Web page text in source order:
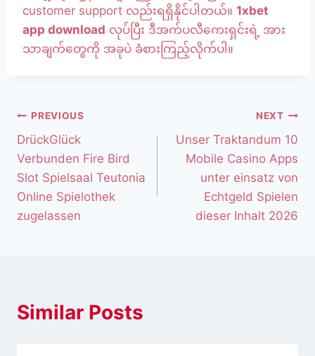
customer support လည်းရရှိနိုင်ပါတယ်။ 1xbet
app download လုပ်ပြီး ဒီအက်ပလီကေးရှင်းရဲ့ အား
သာချက်တွေကို အခုပဲ ခံစားကြည့်လိုက်ပါ။
PREVIOUS
DrückGlück
Verbunden Fire Bird
Slot Spielsaal Teutonia
Online Spielothek
zugelassen
NEXT
Unser Traktandum 10
Mobile Casino Apps
unter einsatz von
Echtgeld Spielen
dieser Inhalt 2026
Similar Posts